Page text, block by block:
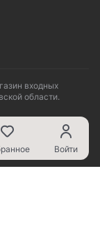
входных
области.
Войти